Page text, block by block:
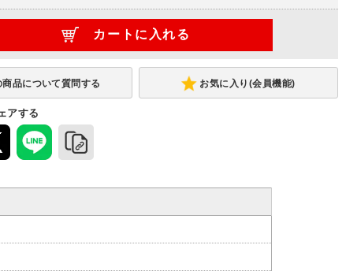
お気に入り(会員機能)
アする